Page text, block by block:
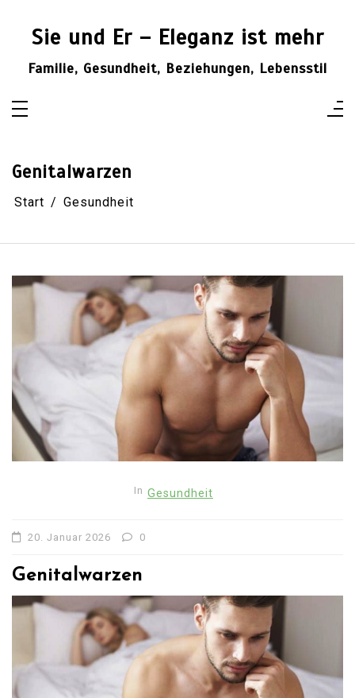
springenSie und Er – Eleganz ist mehr
Familie, Gesundheit, Beziehungen, Lebensstil
Genitalwarzen
Start Gesundheit
In Gesundheit
20. Januar 2026 0
Genitalwarzen